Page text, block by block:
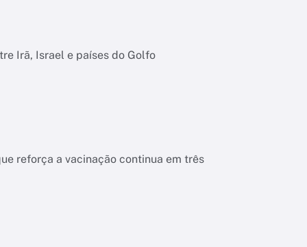
Irã, Israel e países do Golfo
reforça a vacinação continua em três